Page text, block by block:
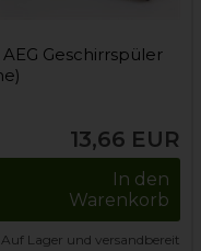
AEG Geschirrspüler
13,66 EUR
In den
Warenkorb
Auf Lager und versandbereit